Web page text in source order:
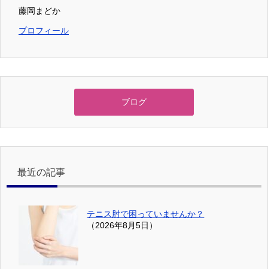
藤岡まどか
プロフィール
ブログ
最近の記事
テニス肘で困っていませんか？
（2026年8月5日）